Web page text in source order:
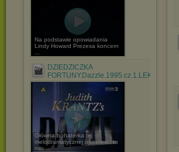
Na podstawie opowiadania
Lindy Howard Prezesa koncern
DZIEDZICZKA
FORTUNY.Dazzle.1995.cz.1.LEKTOR.avi
Główna bohaterka tej
melodramatycznej opowieści to
mło ...